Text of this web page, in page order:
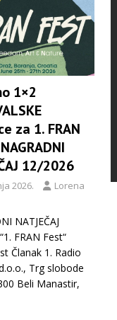
1×2
za 1. FRAN
12/2026
2026.
Lorena
NATJEČAJ
FRAN Fest“
Članak 1. Radio
Trg slobode
Beli Manastir,